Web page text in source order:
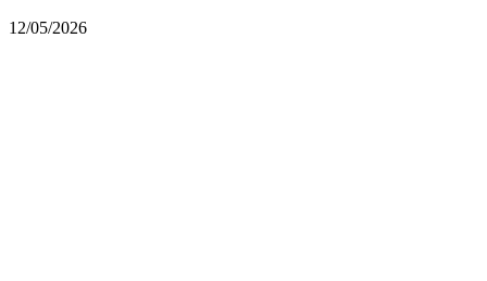
12/05/2026